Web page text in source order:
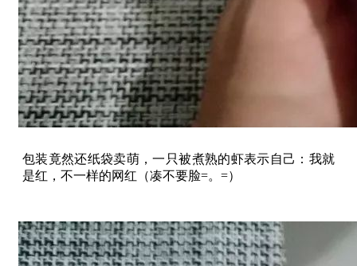
包装竟然还纸袋卖萌，一只被煮熟的虾表示自己：我就
是红，不一样的网红（凑不要脸=。=）